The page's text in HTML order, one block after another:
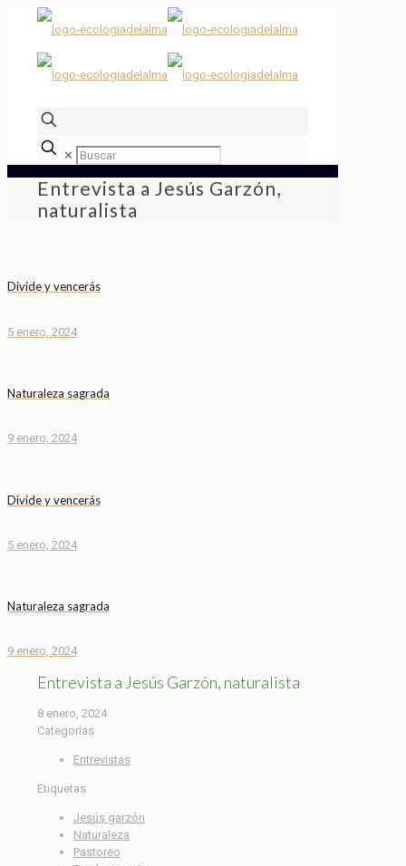
✕
Entrevista a Jesús Garzón,
naturalista
Divide y vencerás
5 enero, 2024
Naturaleza sagrada
9 enero, 2024
Divide y vencerás
5 enero, 2024
Naturaleza sagrada
9 enero, 2024
Entrevista a Jesús Garzón, naturalista
8 enero, 2024
Categorías
Entrevistas
Etiquetas
Jesús garzón
Naturaleza
Pastoreo